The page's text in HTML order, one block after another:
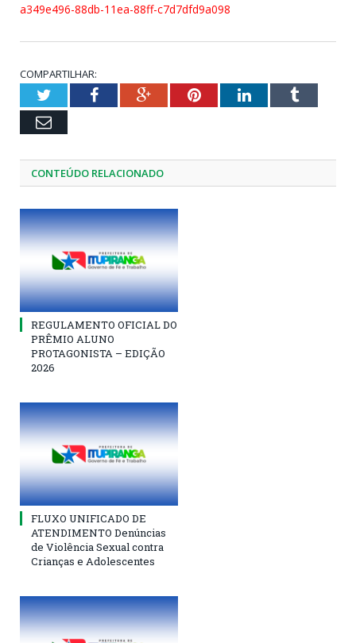
a349e496-88db-11ea-88ff-c7d7dfd9a098
COMPARTILHAR:
TwitterFacebookGoogle+PinterestLinkedInTumblr
Email
CONTEÚDO RELACIONADO
REGULAMENTO OFICIAL DO
PRÊMIO ALUNO
PROTAGONISTA – EDIÇÃO
2026
FLUXO UNIFICADO DE
ATENDIMENTO Denúncias
de Violência Sexual contra
Crianças e Adolescentes